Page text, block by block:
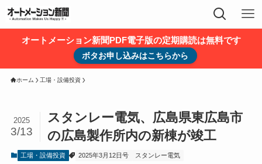
オートメーション新聞PDF電子版の定期購読は無料です
ボタお申し込みはこちらから
ホーム 工場・設備投資
スタンレー電気、広島県東広島市
の広島製作所内の新棟が竣工
2025
3/13
工場・設備投資 2025年3月12日号 スタンレー電気